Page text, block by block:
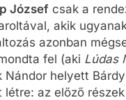
József csak a
akik
azonban
fel (aki Lúdas
helyett
az előző